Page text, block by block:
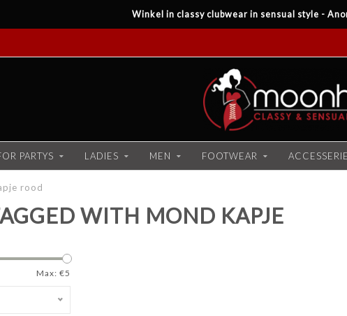
Winkel in classy clubwear in sensual style -
PARTYS LADIES MEN FOOTWEAR
rood
WITH MOND KAPJE
Max: €5